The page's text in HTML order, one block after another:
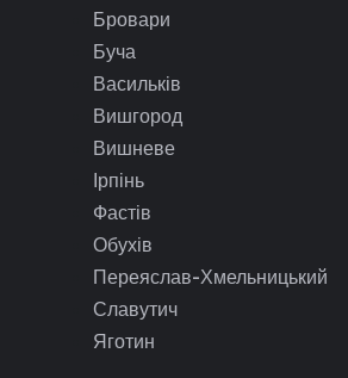
Бровари
Буча
Васильків
Вишгород
Вишневе
Ірпінь
Фастів
Обухів
Переяслав-Хмельницький
Славутич
Яготин